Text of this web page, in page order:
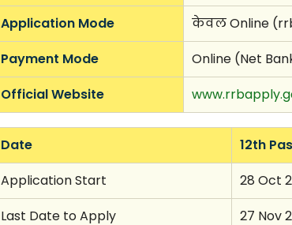
Application Mode
केवल Online
Payment Mode
Online (Net
Official Website
Date 12th
Application Start
28 Oct
Last Date to Apply
27 Nov